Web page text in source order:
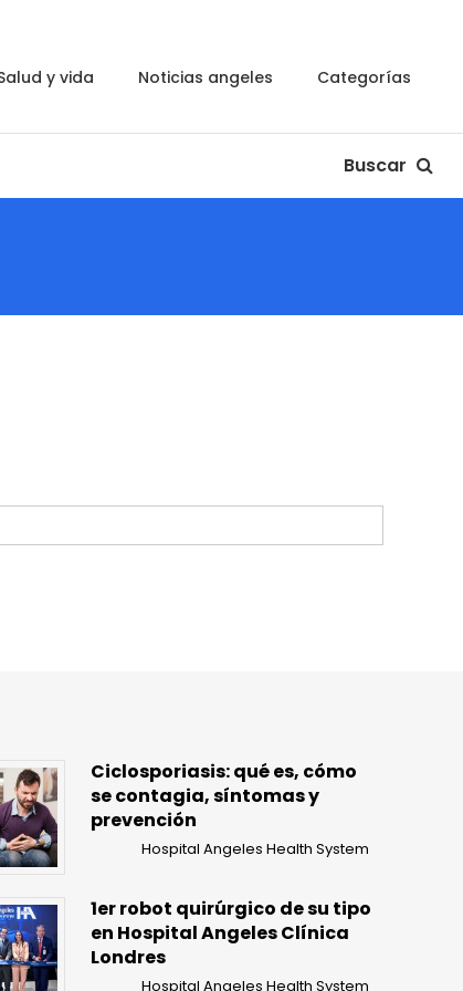
salud y vida noticias angeles categorías
Buscar
Ciclosporiasis: qué es, cómo
se contagia, síntomas y
prevención
Hospital Angeles Health System
1er robot quirúrgico de su tipo
en Hospital Angeles Clínica
Londres
Hospital Angeles Health System